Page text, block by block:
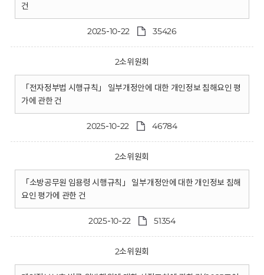
건
2025-10-22 35426
2소위원회
「전자정부법 시행규칙」 일부개정안에 대한 개인정보 침해요인 평
가에 관한 건
2025-10-22 46784
2소위원회
「소방공무원 임용령 시행규칙」 일부개정안에 대한 개인정보 침해
요인 평가에 관한 건
2025-10-22 51354
2소위원회